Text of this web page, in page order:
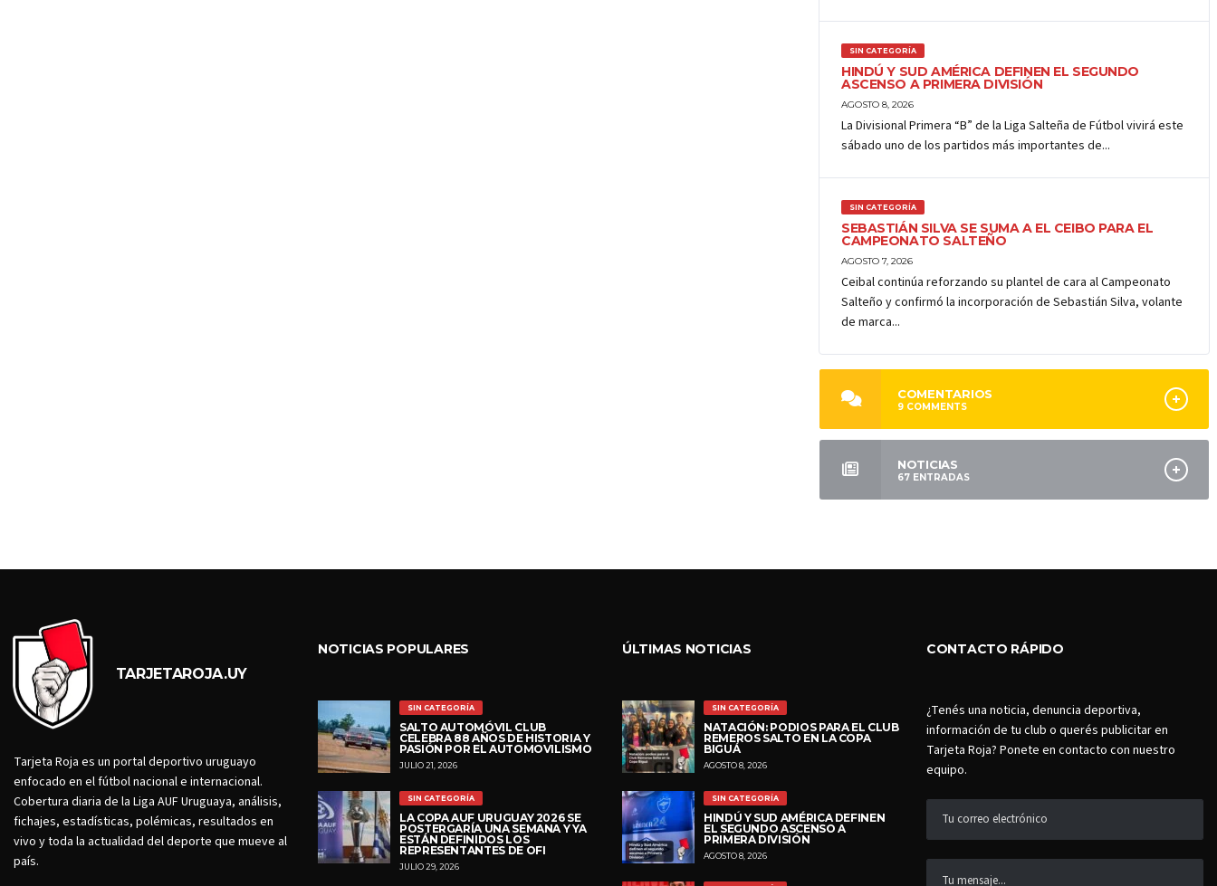
SIN CATEGORÍA
HINDÚ Y SUD AMÉRICA DEFINEN EL SEGUNDO
ASCENSO A PRIMERA DIVISIÓN
AGOSTO 8, 2026
La Divisional Primera “B” de la Liga Salteña de Fútbol vivirá este
sábado uno de los partidos más importantes de...
SIN CATEGORÍA
SEBASTIÁN SILVA SE SUMA A EL CEIBO PARA EL
CAMPEONATO SALTEÑO
AGOSTO 7, 2026
Ceibal continúa reforzando su plantel de cara al Campeonato
Salteño y confirmó la incorporación de Sebastián Silva, volante
de marca...
COMENTARIOS
9 COMMENTS
NOTICIAS
67 ENTRADAS
TARJETAROJA.UY
Tarjeta Roja es un portal deportivo uruguayo
enfocado en el fútbol nacional e internacional.
Cobertura diaria de la Liga AUF Uruguaya, análisis,
fichajes, estadísticas, polémicas, resultados en
vivo y toda la actualidad del deporte que mueve al
país.
NOTICIAS POPULARES
SIN CATEGORÍA
SALTO AUTOMÓVIL CLUB
CELEBRA 88 AÑOS DE HISTORIA Y
PASIÓN POR EL AUTOMOVILISMO
JULIO 21, 2026
SIN CATEGORÍA
LA COPA AUF URUGUAY 2026 SE
POSTERGARÍA UNA SEMANA Y YA
ESTÁN DEFINIDOS LOS
REPRESENTANTES DE OFI
JULIO 29, 2026
ÚLTIMAS NOTICIAS
SIN CATEGORÍA
NATACIÓN: PODIOS PARA EL CLUB
REMEROS SALTO EN LA COPA
BIGUÁ
AGOSTO 8, 2026
SIN CATEGORÍA
HINDÚ Y SUD AMÉRICA DEFINEN
EL SEGUNDO ASCENSO A
PRIMERA DIVISIÓN
AGOSTO 8, 2026
CONTACTO RÁPIDO
¿Tenés una noticia, denuncia deportiva,
información de tu club o querés publicitar en
Tarjeta Roja? Ponete en contacto con nuestro
equipo.